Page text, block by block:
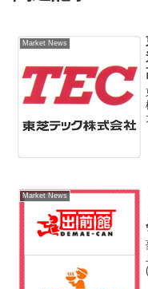
Market News
Market News